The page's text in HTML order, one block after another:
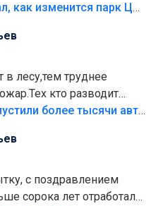
то бордюры
еще,видимо,часть
Глава Тольятти рассказал, как изменится парк Центрального района
лесу,тем труднее
кто разводит
штрафовать.Камер полно
В тольяттинский лес не пустили более тысячи автомобилей
с поздравлением
сорока лет отработали